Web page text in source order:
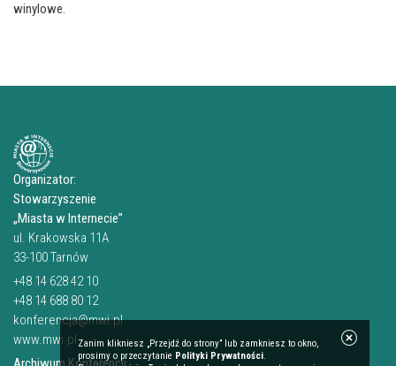
winylowe.
Organizator:
Stowarzyszenie
„Miasta w Internecie”
ul. Krakowska 11A
33-100 Tarnów
+48 14 628 42 10
+48 14 688 80 12
konferencja@mwi.pl
www.mwi.pl Zanim klikniesz „Przejdź do strony” lub zamkniesz to okno,
prosimy o przeczytanie Polityki Prywatności.